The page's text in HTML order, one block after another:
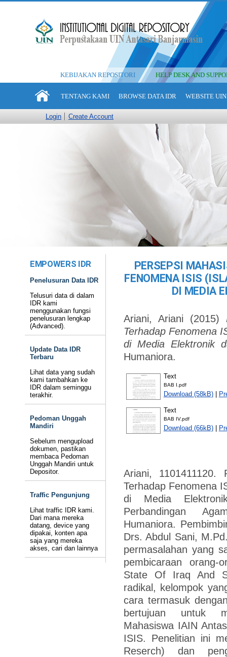
KEBIJAKAN REPOSITORI HELP DESK AND
TENTANG KAMI BROWSE DATA IDR WEBSITE
Login Create Account
EMPOWERS IDR
Penelusuran Data IDR
Telusuri data di dalam
IDR kami
menggunakan fungsi
penelusuran lengkap
(Advanced).
Update Data IDR
Terbaru
Lihat data yang sudah
kami tambahkan ke
IDR dalam seminggu
terakhir.
Pedoman Unggah
Mandiri
Sebelum mengupload
dokumen, pastikan
membaca Pedoman
Unggah Mandiri untuk
Depositor.
Traffic Pengunjung
Lihat traffic IDR kami.
Dari mana mereka
datang, device yang
dipakai, konten apa
saja yang mereka
akses, cari dan lainnya
PERSEPSI
FENOMENA ISIS
DI MEDIA
Ariani, Ariani (2015)
Terhadap Fenomena
di Media Elektronik
Humaniora.
Text
BAB I.pdf
Download (58kB)|
Text
BAB IV.pdf
Download (66kB)|
Ariani, 1101411120.
Terhadap Fenomena
di Media
Perbandingan
Humaniora.
Drs. Abdul Sani,
permasalahan yang
pembicaraan
State Of Iraq And
radikal, kelompok
cara termasuk
bertujuan untuk
Mahasiswa IAIN
ISIS. Penelitian ini
Reserch) dan